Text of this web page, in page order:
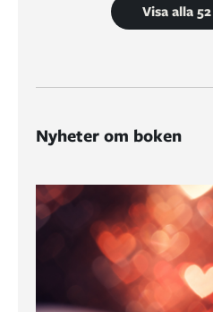
Visa alla
Nyheter om boken